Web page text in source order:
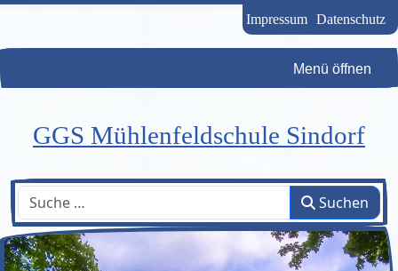
Impressum Datenschutz
Menü öffnen
GGS Mühlenfeldschule Sindorf
Suchen Suchen